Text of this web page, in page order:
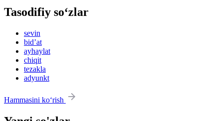
Tasodifiy so‘zlar
sevin
bidʼat
ayhaylat
chiqit
tezakla
adyunkt
Hammasini ko‘rish